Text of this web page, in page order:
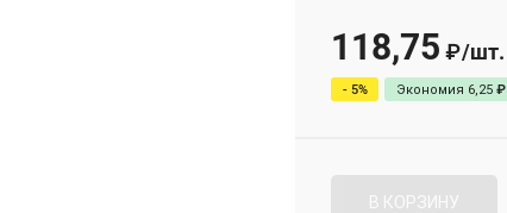
118,75 ₽/шт.
- 5% Экономия 6,25 ₽
В КОРЗИНУ